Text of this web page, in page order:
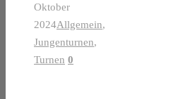
Oktober
2024Allgemein,
Jungenturnen,
Turnen 0